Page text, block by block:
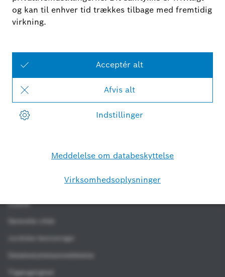
Smart Home - Denmark
Software-/ sikkerhedsopdateringer
Systemforudsætninger
Kolofon
Juridiske henvisninger
Tilgængelighed